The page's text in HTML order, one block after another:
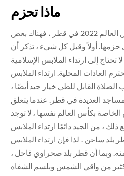
ماذا تحزم
إذا كنت تخطط لحضور كأس العالم 2022 في قطر ، فهناك بعض
حزمها. أولاً وقبل كل شيء ، تذكر أن
تحتاج إلى ارتداء الملابس الإسلامية
العادات المحلية. ارتداء الملابس
القابل للطي خيار جيد أيضًا ،
العديدة في قطر. عندما يتعلق
الخاصة بكأس العالم نفسها ، لا توجد
، من الجيد دائمًا ارتداء الملابس
ساخن ، لذا فإن ارتداء الملابس
منه. وبما أن قطر بلد صحراوي قاحل ،